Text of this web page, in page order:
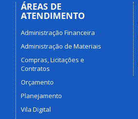
ÁREAS DE
ATENDIMENTO
Administração Financeira
Administração de Materiais
Compras, Licitações e
Contratos
Orçamento
Planejamento
Vila Digital